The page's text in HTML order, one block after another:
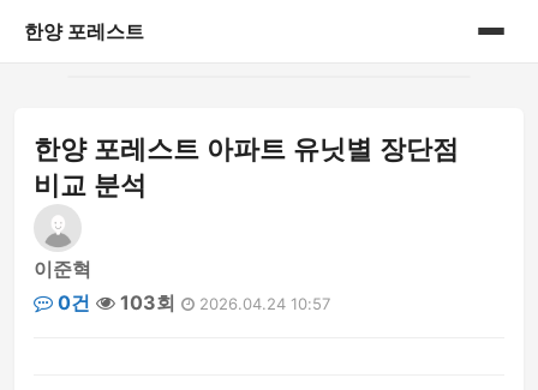
한양 포레스트
게시판
한양 포레스트 아파트 유닛별 장단점
비교 분석
이준혁
0건
103회 2026.04.24 10:57